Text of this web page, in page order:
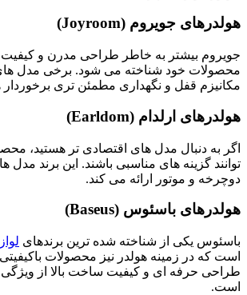
هولدرهای جویروم (Joyroom)
جویروم بیشتر به خاطر طراحی مدرن و کیفیت
محصولات خود شناخته می شود. برخی مدل های
مکانیزم قفل و نگهداری مطمئن تری برخوردار
هولدرهای ارلدام (Earldom)
اگر به دنبال مدل های اقتصادی تر هستید،
توانند گزینه های مناسبی باشند. این برند مدل
دوچرخه و موتور ارائه می کند.
هولدرهای باسئوس (Baseus)
باسئوس یکی از شناخته شده ترین برندهای
است که در زمینه هولدر نیز محصولات
طراحی حرفه ای و کیفیت ساخت بالا از ویژگی
است.